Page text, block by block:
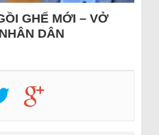
GHẾ MỚI – VỞ
DÂN